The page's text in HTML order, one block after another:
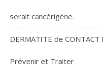
serait cancérigène.
DERMATITE de
Prévenir et Traiter